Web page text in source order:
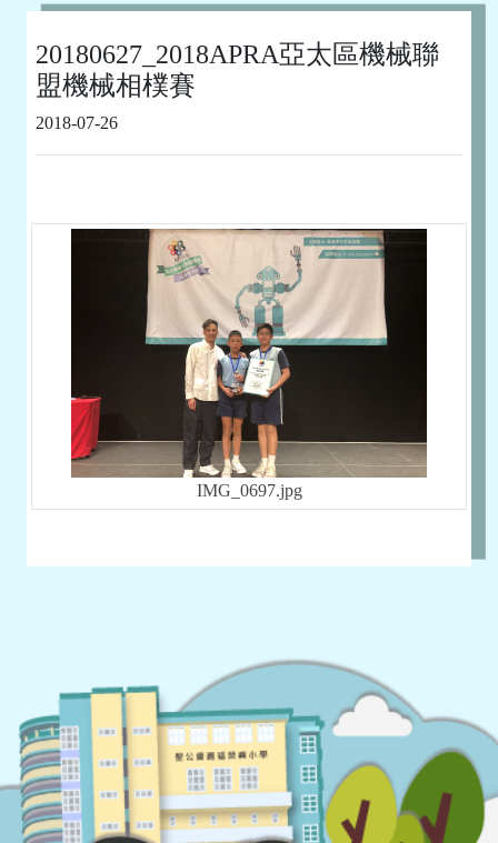
20180627_2018APRA亞太區機械聯
盟機械相樸賽
2018-07-26
IMG_0697.jpg